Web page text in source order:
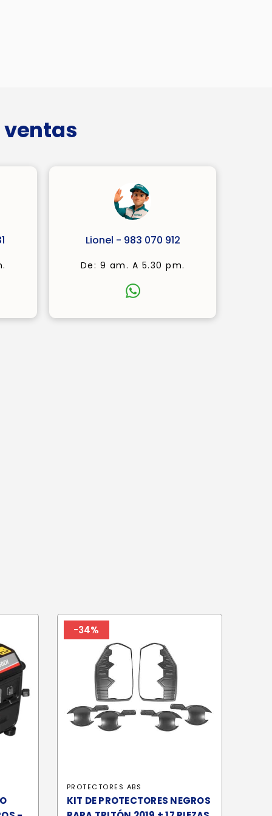
Lionel - 983 070 912
De: 9 am. A 5.30 pm.
-34%
PROTECTORES ABS
KIT DE PROTECTORES NEGROS